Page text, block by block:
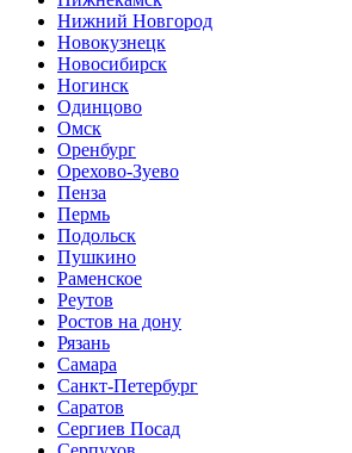
Нижний Новгород
Новокузнецк
Новосибирск
Ногинск
Одинцово
Омск
Оренбург
Орехово-Зуево
Пенза
Пермь
Подольск
Пушкино
Раменское
Реутов
Ростов на дону
Рязань
Самара
Санкт-Петербург
Саратов
Сергиев Посад